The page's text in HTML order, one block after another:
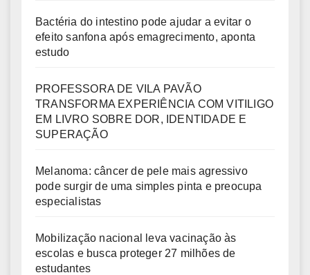
Bactéria do intestino pode ajudar a evitar o
efeito sanfona após emagrecimento, aponta
estudo
PROFESSORA DE VILA PAVÃO
TRANSFORMA EXPERIÊNCIA COM VITILIGO
EM LIVRO SOBRE DOR, IDENTIDADE E
SUPERAÇÃO
Melanoma: câncer de pele mais agressivo
pode surgir de uma simples pinta e preocupa
especialistas
Mobilização nacional leva vacinação às
escolas e busca proteger 27 milhões de
estudantes